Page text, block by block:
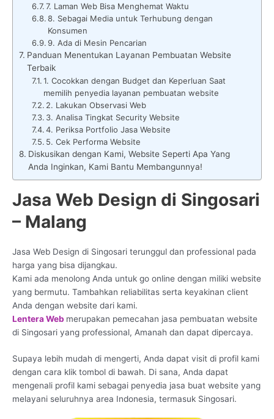
7. Laman Web Bisa Menghemat Waktu
8. Sebagai Media untuk Terhubung dengan
Konsumen
9. Ada di Mesin Pencarian
Panduan Menentukan Layanan Pembuatan Website
Terbaik
1. Cocokkan dengan Budget dan Keperluan Saat
memilih penyedia layanan pembuatan website
2. Lakukan Observasi Web
3. Analisa Tingkat Security Website
4. Periksa Portfolio Jasa Website
5. Cek Performa Website
Diskusikan dengan Kami, Website Seperti Apa Yang
Anda Inginkan, Kami Bantu Membangunnya!
Jasa Web Design di Singosari
– Malang
Jasa Web Design di Singosari terunggul dan professional pada
harga yang bisa dijangkau.
Kami ada menolong Anda untuk go online dengan miliki website
yang bermutu. Tambahkan reliabilitas serta keyakinan client
Anda dengan website dari kami.
Lentera Web merupakan pemecahan jasa pembuatan website
di Singosari yang professional, Amanah dan dapat dipercaya.
Supaya lebih mudah di mengerti, Anda dapat visit di profil kami
dengan cara klik tombol di bawah. Di sana, Anda dapat
mengenali profil kami sebagai penyedia jasa buat website yang
melayani seluruhnya area Indonesia, termasuk Singosari.